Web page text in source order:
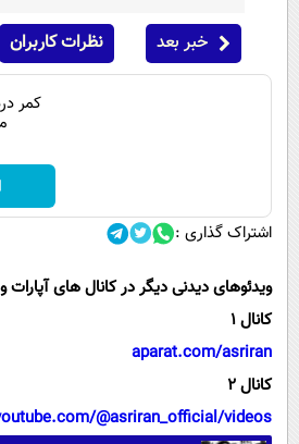
خبر بعد نظرات کاربران
کمر
اشتراک گذاری :
ویدئوهای دیدنی دیگر در کانال های آپارات
کانال 1
aparat.com/asriran
کانال 2
@asriran_official/videos